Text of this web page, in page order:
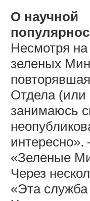
О научной
Несмотря
зеленых
Отдела (или
занимаюсь
«Зеленые
Через
«Эта